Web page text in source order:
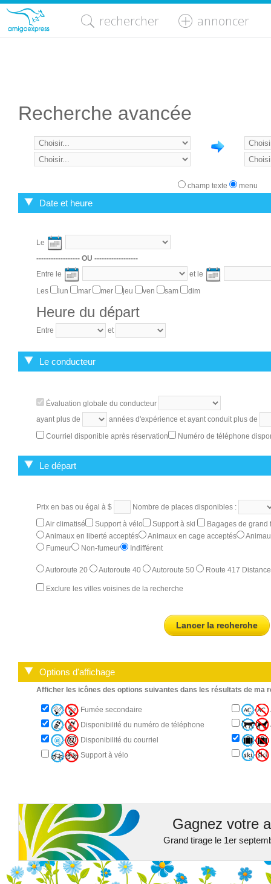
rechercher annoncer
Recherche avancée
champ texte menu
Date et heure
Le
------------------ OU ------------------
Entre le
et le
Les lun mar mer jeu ven sam dim
Heure du départ
Entre et
Le conducteur
Évaluation globale du conducteur
ayant plus de
années d'expérience et ayant conduit plus de
Courriel disponible après réservation
Numéro de téléphone
Le départ
Prix en bas ou égal à $
Nombre de places disponibles :
Air climatisé
Support à vélo Support à ski
Bagages de grand
Animaux en liberté acceptés
Animaux en cage acceptés
Fumeur
Non-fumeur Indifférent
Autoroute 20 Autoroute 40 Autoroute 50 Route 417
Exclure les villes voisines de la recherche
Lancer la recherche
Options d'affichage
Afficher les icônes des options suivantes dans les résultats de ma
Fumée secondaire
Disponibilité du numéro de téléphone
Disponibilité du courriel
Support à vélo
Gagnez votre
Grand tirage le 1er